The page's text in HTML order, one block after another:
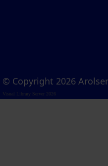
© Copyright 2026
Visual Library Server 2026